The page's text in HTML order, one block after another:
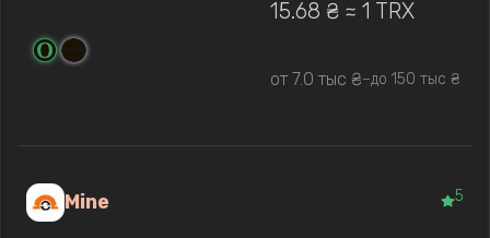
15.68 ₴ ≈ 1 TRX
от 7.0 тыс ₴—до 150 тыс ₴
Mine 5